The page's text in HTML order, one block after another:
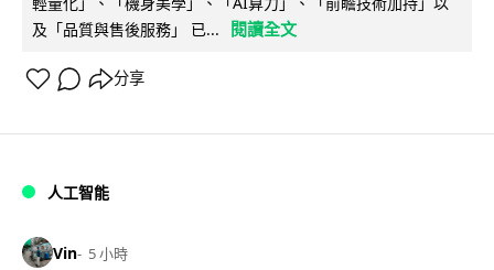
及「品質與售後服務」 已...
閱讀全文
分享
人工智能
Vin 5 小時